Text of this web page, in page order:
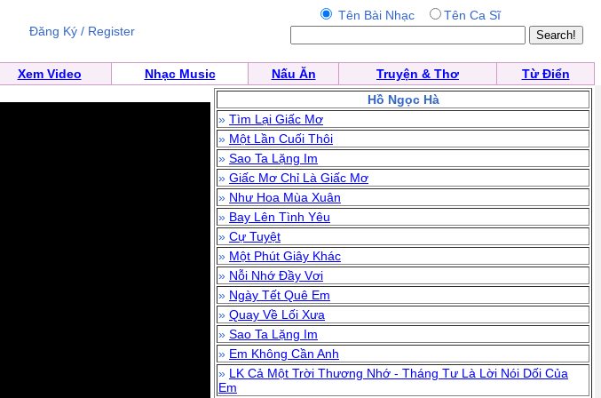
Đăng Ký / Register
Tên Bài Nhạc Tên Ca Sĩ
Xem Video Nhạc Music Nấu Ăn Truyện & Thơ
Từ Điển
Hồ Ngọc Hà
» Tìm Lại Giấc Mơ
» Một Lần Cuối Thôi
» Sao Ta Lặng Im
» Giấc Mơ Chỉ Là Giấc Mơ
» Như Hoa Mùa Xuân
» Bay Lên Tình Yêu
» Cự Tuyệt
» Một Phút Giây Khác
» Nỗi Nhớ Đầy Vơi
» Ngày Tết Quê Em
» Quay Về Lối Xưa
» Sao Ta Lặng Im
» Em Không Cần Anh
» LK Cả Một Trời Thương Nhớ - Tháng Tư Là Lời Nói Dối Của
Em